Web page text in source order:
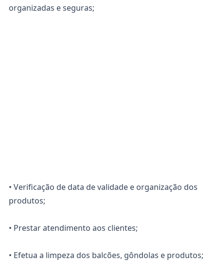
organizadas e seguras;
• Verificação de data de validade e organização dos
produtos;
• Prestar atendimento aos clientes;
• Efetua a limpeza dos balcões, gôndolas e produtos;